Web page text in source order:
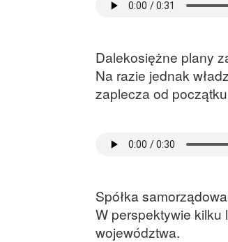
Dalekosiężne plany
Na razie jednak
zaplecza od
Spółka
W perspektywie kilku
województwa.